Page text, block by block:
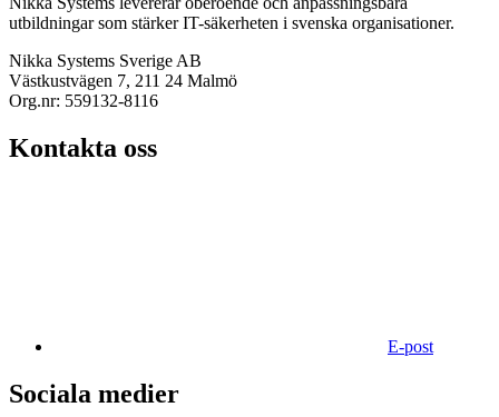
utbildningar som stärker IT-säkerheten i svenska organisationer.
Nikka Systems Sverige AB
Västkustvägen 7, 211 24 Malmö
Org.nr: 559132-8116
Kontakta oss
E-post
Sociala medier